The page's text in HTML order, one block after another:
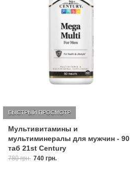
Мультивитамины и
мультиминералы для мужчин - 90
таб 21st Century
БЫСТРЫЙ ПРОСМОТР
780 грн. 740 грн.